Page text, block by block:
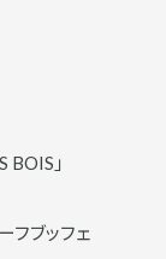
」
フブッフェ